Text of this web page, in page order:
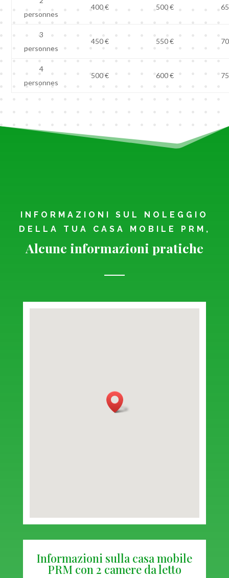
personnes
400 € 500 €
3
personnes
450 € 550 €
4
personnes
500 € 600 €
INFORMAZIONI SUL NOLEGGIO
DELLA TUA CASA MOBILE PRM,
Alcune informazioni pratiche
Informazioni sulla casa mobile
PRM con 2 camere da letto